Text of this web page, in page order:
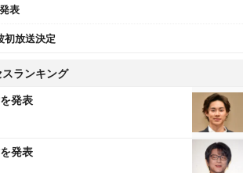
表
初放送決定
ランキング
発表
発表